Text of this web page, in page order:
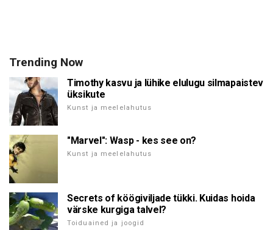
Trending Now
Timothy kasvu ja lühike elulugu silmapaistev
üksikute
Kunst ja meelelahutus
"Marvel": Wasp - kes see on?
Kunst ja meelelahutus
Secrets of köögiviljade tükki. Kuidas hoida
värske kurgiga talvel?
Toiduained ja joogid